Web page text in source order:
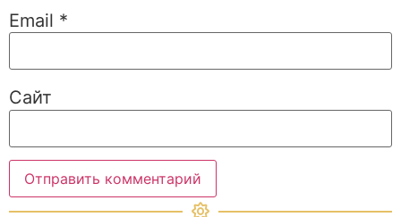
Email *
Сайт